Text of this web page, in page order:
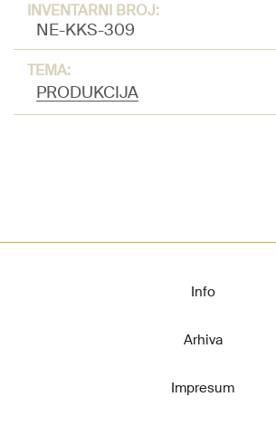
INVENTARNI BROJ:
NE-KKS-309
TEMA:
PRODUKCIJA
Info
Arhiva
Impresum